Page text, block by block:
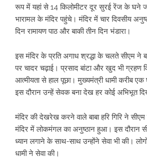
रूप में यहां से 14 किलोमीटर दूर सुरई रेंज के घने
भारामल के मंदिर पहुंचे। मंदिर में चार दिवसीय
दिन रामायण पाठ और बाकी तीन दिन भंडारा।
इस मंदिर के प्रति अगाध श्रद्धा के चलते सीएम ने
पर चादर चढ़ाई। प्रसाद बांटा और खुद भी ग्रहण
आत्मीयता से हाल पूछा। मुख्यमंत्री धामी करीब
इस दौरान उन्हें सेवक बना देख हर कोई अभिभूत
मंदिर की देखरेख करने वाले बाबा हरि गिरि ने सीएम
मंदिर में लोकमंगल का अनुष्ठान हुआ। इस दौरान
ध्यान लगाने के साथ-साथ उन्होंने सेवा भी की।
धामी ने सेवा की।